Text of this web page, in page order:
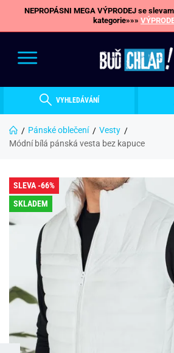
NEPROPÁSNI MEGA VÝPRODEJ se
kategorie»»»
VYHLEDÁVÁNÍ
Pánské oblečení
Vesty
Módní bílá pánská vesta bez kapuce
SLEVA -66%
SKLADEM